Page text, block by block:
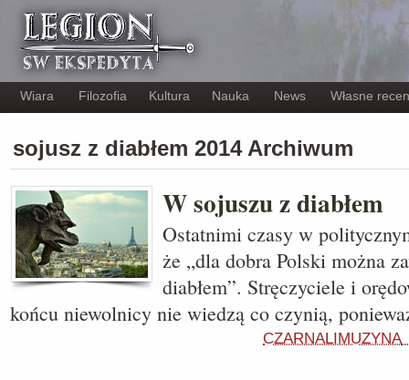
Wiara Filozofia Kultura Nauka News Własne
sojusz z diabłem 2014 Archiwum
W sojuszu z diabłem
Ostatnimi czasy w
że „dla dobra Polski można
diabłem”. Stręczyciele i
końcu niewolnicy nie wiedzą co czynią,
CZARNALIMUZYNA